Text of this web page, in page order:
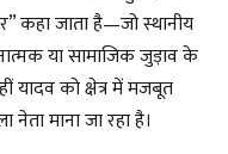
कहा जाता है—जो स्थानीय
या सामाजिक जुड़ाव के
को क्षेत्र में मजबूत
माना जा रहा है।